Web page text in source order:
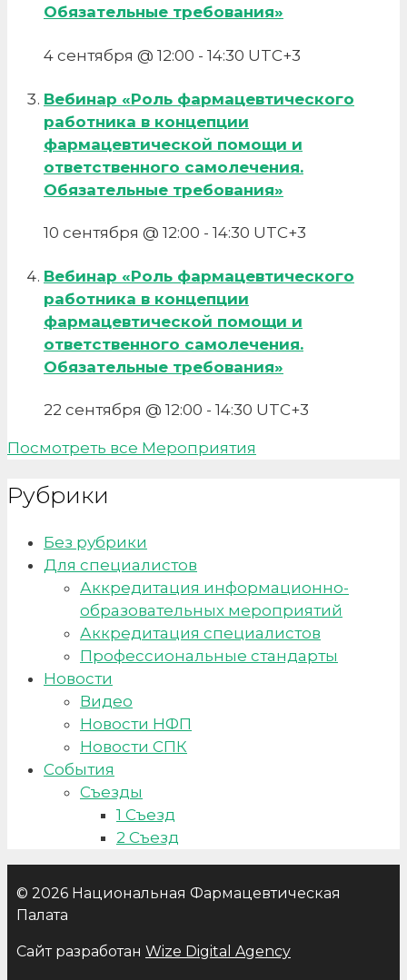
Обязательные требования»
4 сентября @ 12:00 - 14:30 UTC+3
Вебинар «Роль фармацевтического
работника в концепции
фармацевтической помощи и
ответственного самолечения.
Обязательные требования»
10 сентября @ 12:00 - 14:30 UTC+3
Вебинар «Роль фармацевтического
работника в концепции
фармацевтической помощи и
ответственного самолечения.
Обязательные требования»
22 сентября @ 12:00 - 14:30 UTC+3
Посмотреть все Мероприятия
Рубрики
Без рубрики
Для специалистов
Аккредитация информационно-
образовательных мероприятий
Аккредитация специалистов
Профессиональные стандарты
Новости
Видео
Новости НФП
Новости СПК
События
Съезды
1 Съезд
2 Съезд
© 2026 Национальная Фармацевтическая
Палата
Сайт разработан Wize Digital Agency